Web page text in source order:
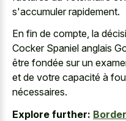
s'accumuler rapidement.
En fin de compte, la
Cocker Spaniel anglais
être fondée sur un
et de votre capacité à
nécessaires.
Explore further: